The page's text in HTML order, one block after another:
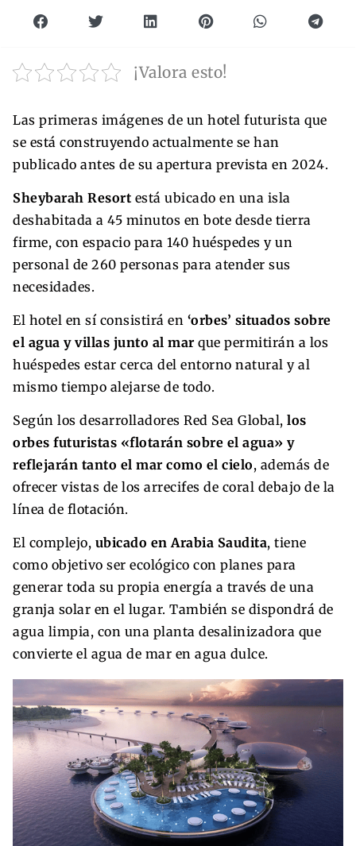
¡Valora esto!
Las primeras imágenes de un hotel futurista que
se está construyendo actualmente se han
publicado antes de su apertura prevista en 2024.
Sheybarah Resort está ubicado en una isla
deshabitada a 45 minutos en bote desde tierra
firme, con espacio para 140 huéspedes y un
personal de 260 personas para atender sus
necesidades.
El hotel en sí consistirá en ‘orbes’ situados sobre
el agua y villas junto al marque permitirán a los
huéspedes estar cerca del entorno natural y al
mismo tiempo alejarse de todo.
Según los desarrolladores Red Sea Global, los
orbes futuristas «flotarán sobre el agua» y
reflejarán tanto el mar como el cielo, además de
ofrecer vistas de los arrecifes de coral debajo de la
línea de flotación.
El complejo, ubicado en Arabia Saudita, tiene
como objetivo ser ecológico con planes para
generar toda su propia energía a través de una
granja solar en el lugar. También se dispondrá de
agua limpia, con una planta desalinizadora que
convierte el agua de mar en agua dulce.